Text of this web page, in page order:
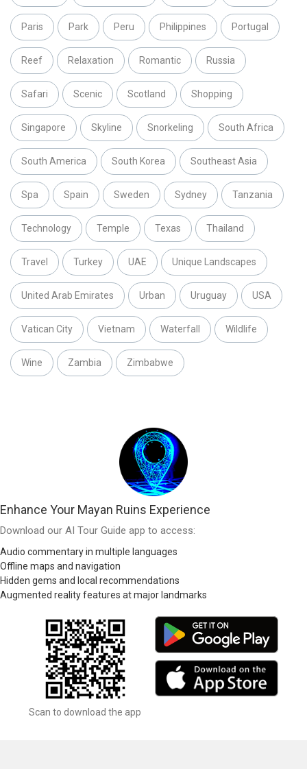
Paris Park Peru Philippines Portugal
Reef Relaxation Romantic Russia
Safari Scenic Scotland Shopping
Singapore Skyline Snorkeling South Africa
South America South Korea Southeast Asia
Spa Spain Sweden Sydney Tanzania
Technology Temple Texas Thailand
Travel Turkey UAE Unique Landscapes
United Arab Emirates Urban Uruguay USA
Vatican City Vietnam Waterfall Wildlife
Wine Zambia Zimbabwe
Enhance Your Mayan Ruins Experience
Download our AI Tour Guide app to access:
Audio commentary in multiple languages
Offline maps and navigation
Hidden gems and local recommendations
Augmented reality features at major landmarks
Scan to download the app